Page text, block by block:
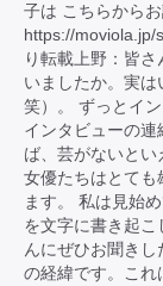
子は こちらから
https://moviola.jp/
り転載上野：皆
いましたか。実
笑）。 ずっとイ
インタビューの
ば、芸がないと
女優たちはとても
ます。 私は見始
を文字に書き起こ
んにぜひお聞き
の経緯です。これ